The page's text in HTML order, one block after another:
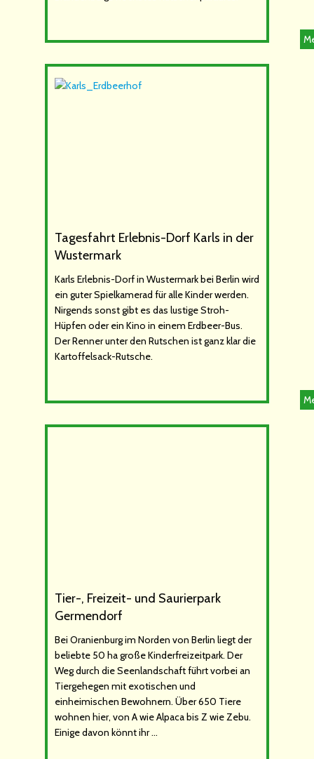
Tagesfahrt Erlebnis-Dorf Karls in der
Wustermark
Karls Erlebnis-Dorf in Wustermark bei Berlin wird
ein guter Spielkamerad für alle Kinder werden.
Nirgends sonst gibt es das lustige Stroh-
Hüpfen oder ein Kino in einem Erdbeer-Bus.
Der Renner unter den Rutschen ist ganz klar die
Kartoffelsack-Rutsche.
Tier-, Freizeit- und Saurierpark
Germendorf
Bei Oranienburg im Norden von Berlin liegt der
beliebte 50 ha große Kinderfreizeitpark. Der
Weg durch die Seenlandschaft führt vorbei an
Tiergehegen mit exotischen und
einheimischen Bewohnern. Über 650 Tiere
wohnen hier, von A wie Alpaca bis Z wie Zebu.
Einige davon könnt ihr …